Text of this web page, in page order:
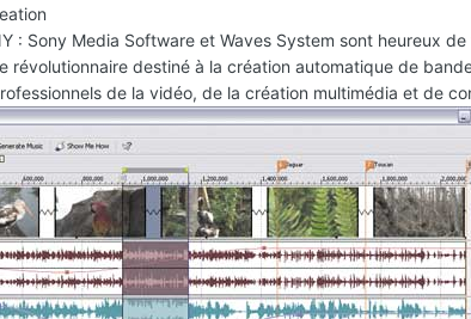
: Sony Media Software et Waves System sont heureux
révolutionnaire destiné à la création automatique de
de la vidéo, de la création multimédia et de